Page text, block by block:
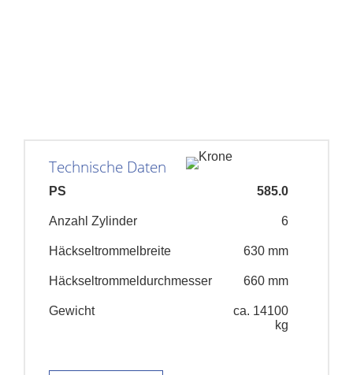
Technische Daten
PS 585.0
Anzahl Zylinder 6
Häckseltrommelbreite 630 mm
Häckseltrommeldurchmesser 660 mm
Gewicht
ca. 14100
kg